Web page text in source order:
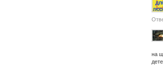
на